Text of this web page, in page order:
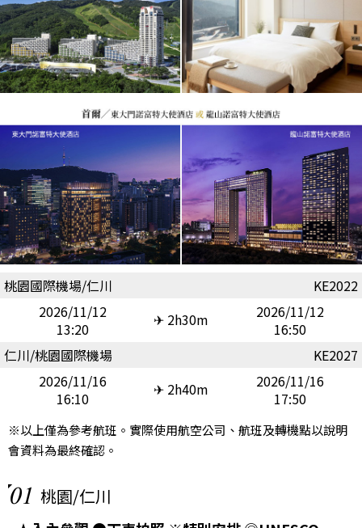
桃園國際機場/仁川
KE2022
2026/11/12
13:20
✈ 2h30m
2026/11/12
16:50
仁川/桃園國際機場
KE2027
2026/11/16
16:10
✈ 2h40m
2026/11/16
17:50
※以上僅為參考航班。實際使用航空公司、航班及轉機點以說明
會資料為最終確認。
01 桃園/仁川